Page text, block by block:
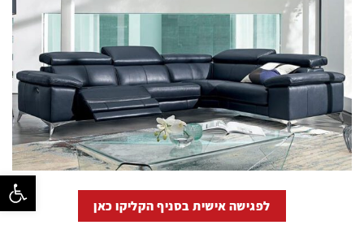
פתח
לפגישה אישית בסניף הקליקו כאן